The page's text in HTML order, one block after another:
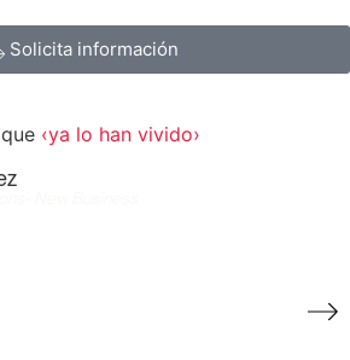
Solicita información
‹ya lo han vivido›